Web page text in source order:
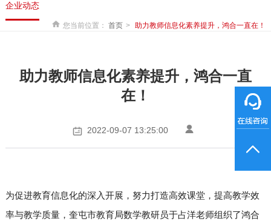
关于鸿合
企业动态
联系我们
监督举报
鸿合海外
企业动态
您当前位置： 首页 助力教师信息化素养提升，鸿合一直在！
助力教师信息化素养提升，鸿合一直
在！
2022-09-07 13:25:00
为促进教育信息化的深入开展，努力打造高效课堂，提高教学效
率与教学质量，奎屯市教育局数学教研员于占洋老师组织了鸿合